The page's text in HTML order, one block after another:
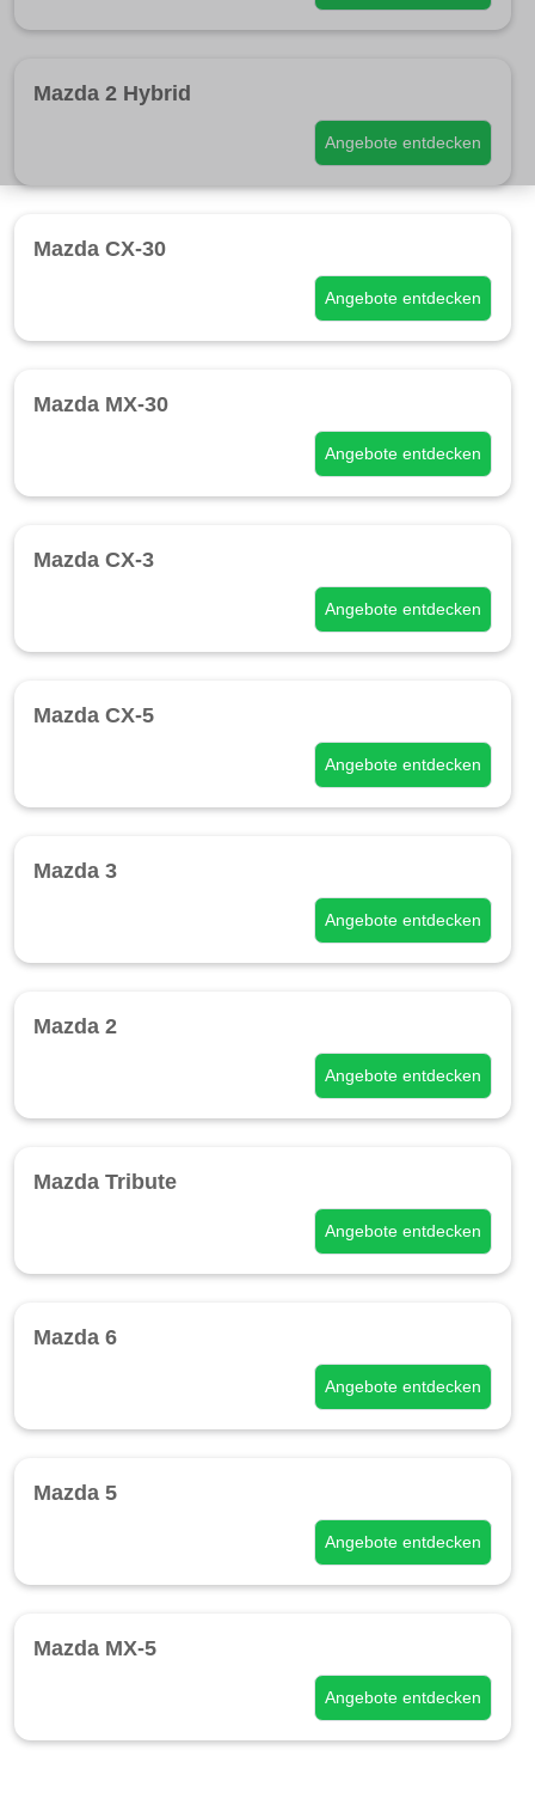
Mazda 2 Hybrid
Angebote entdecken
Mazda CX-30
Angebote entdecken
Mazda MX-30
Angebote entdecken
Mazda CX-3
Angebote entdecken
Mazda CX-5
Angebote entdecken
Mazda 3
Angebote entdecken
Mazda 2
Angebote entdecken
Mazda Tribute
Angebote entdecken
Mazda 6
Angebote entdecken
Mazda 5
Angebote entdecken
Mazda MX-5
Angebote entdecken